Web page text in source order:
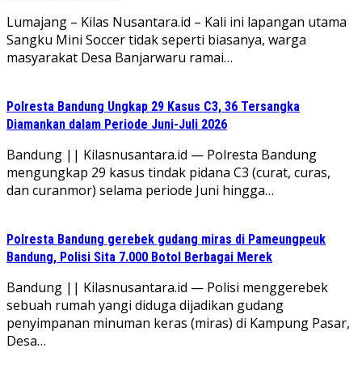
Lumajang – Kilas Nusantara.id – Kali ini lapangan utama
Sangku Mini Soccer tidak seperti biasanya, warga
masyarakat Desa Banjarwaru ramai…
Polresta Bandung Ungkap 29 Kasus C3, 36 Tersangka
Diamankan dalam Periode Juni-Juli 2026
Bandung || Kilasnusantara.id — Polresta Bandung
mengungkap 29 kasus tindak pidana C3 (curat, curas,
dan curanmor) selama periode Juni hingga…
Polresta Bandung gerebek gudang miras di Pameungpeuk
Bandung, Polisi Sita 7.000 Botol Berbagai Merek
Bandung || Kilasnusantara.id — Polisi menggerebek
sebuah rumah yangi diduga dijadikan gudang
penyimpanan minuman keras (miras) di Kampung Pasar,
Desa…